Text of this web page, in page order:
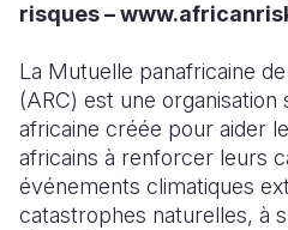
risques –
La Mutuelle panafricaine
(ARC) est une organisation
africaine créée pour aider
africains à renforcer leurs
événements climatiques
catastrophes naturelles, à